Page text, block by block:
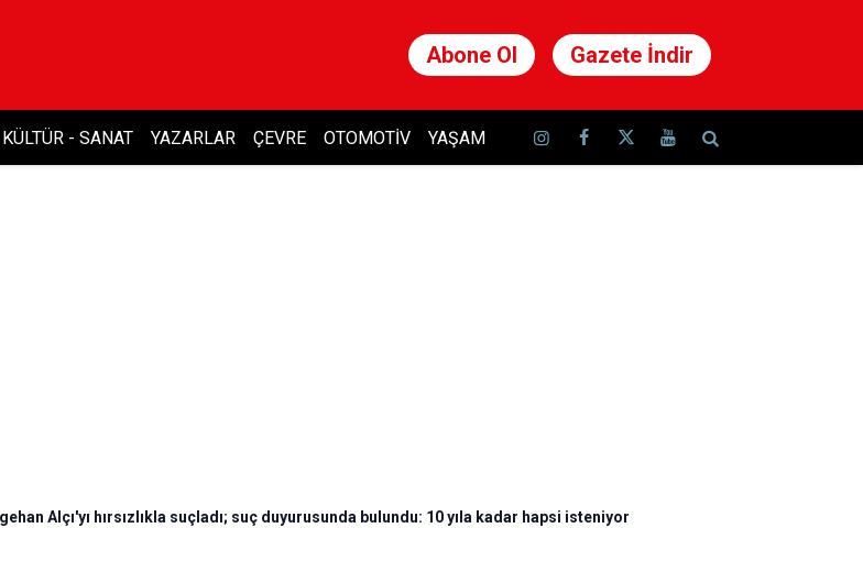
Abone Ol Gazete İndir
KÜLTÜR - SANAT YAZARLAR ÇEVRE OTOMOTIV YAŞAM
Alçı'yı hırsızlıkla suçladı; suç duyurusunda bulundu: 10 yıla kadar hapsi isteniyor